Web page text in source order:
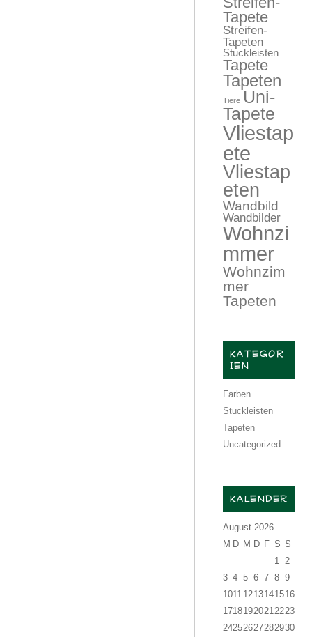
Tapete
Streifen-
Tapeten
Stuckleisten
Tapete
Tapeten
Tiere Uni-
Tapete
Vliestap
ete
Vliestap
eten
Wandbild
Wandbilder
Wohnzi
mmer
Wohnzim
mer
Tapeten
KATEGOR
IEN
Farben
Stuckleisten
Tapeten
Uncategorized
KALENDER
August 2026
M D M D F S S
1
2
3 4 5 6 7 8 9
1011 1213141516
1718192021 2223
24252627282930